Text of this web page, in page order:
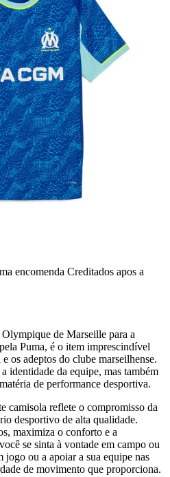
encomenda Creditados apos a
de Marseille para a
Puma, é o item imprescindível
os adeptos do clube marseilhense.
identidade da equipe, mas também
de performance desportiva.
camisola reflete o compromisso da
desportivo de alta qualidade.
maximiza o conforto e a
se sinta à vontade em campo ou
jogo ou a apoiar a sua equipe nas
de movimento que proporciona.